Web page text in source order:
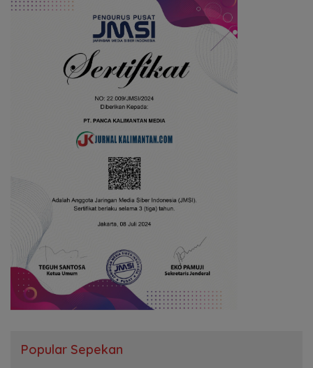
Popular Sepekan